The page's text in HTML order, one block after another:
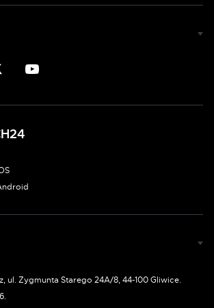
ul. Zygmunta Starego 24A/8, 44-100 Gliwice.